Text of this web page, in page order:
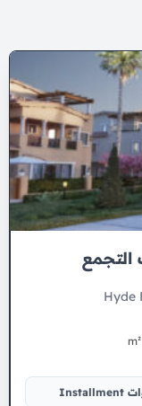
التجمع